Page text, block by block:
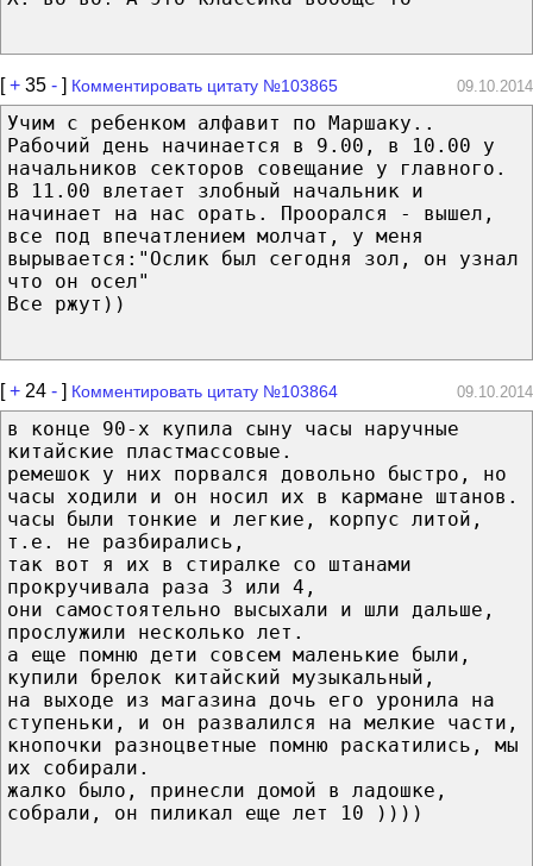
[+ 35 - ] Комментировать цитату №103865 09.10.2014
Учим с ребенком алфавит по Маршаку..
Рабочий день начинается в 9.00, в 10.00 у
начальников секторов совещание у главного.
В 11.00 влетает злобный начальник и
начинает на нас орать. Проорался - вышел,
все под впечатлением молчат, у меня
вырывается:"Ослик был сегодня зол, он узнал
что он осел"
Все ржут))
[+ 24 - ] Комментировать цитату №103864 09.10.2014
в конце 90-х купила сыну часы наручные
китайские пластмассовые.
ремешок у них порвался довольно быстро, но
часы ходили и он носил их в кармане штанов.
часы были тонкие и легкие, корпус литой,
т.е. не разбирались,
так вот я их в стиралке со штанами
прокручивала раза 3 или 4,
они самостоятельно высыхали и шли дальше,
прослужили несколько лет.
а еще помню дети совсем маленькие были,
купили брелок китайский музыкальный,
на выходе из магазина дочь его уронила на
ступеньки, и он развалился на мелкие части,
кнопочки разноцветные помню раскатились, мы
их собирали.
жалко было, принесли домой в ладошке,
собрали, он пиликал еще лет 10 ))))